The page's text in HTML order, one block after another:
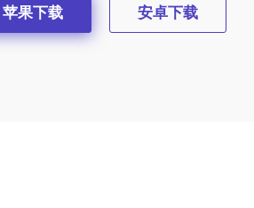
苹果下载 安卓下载